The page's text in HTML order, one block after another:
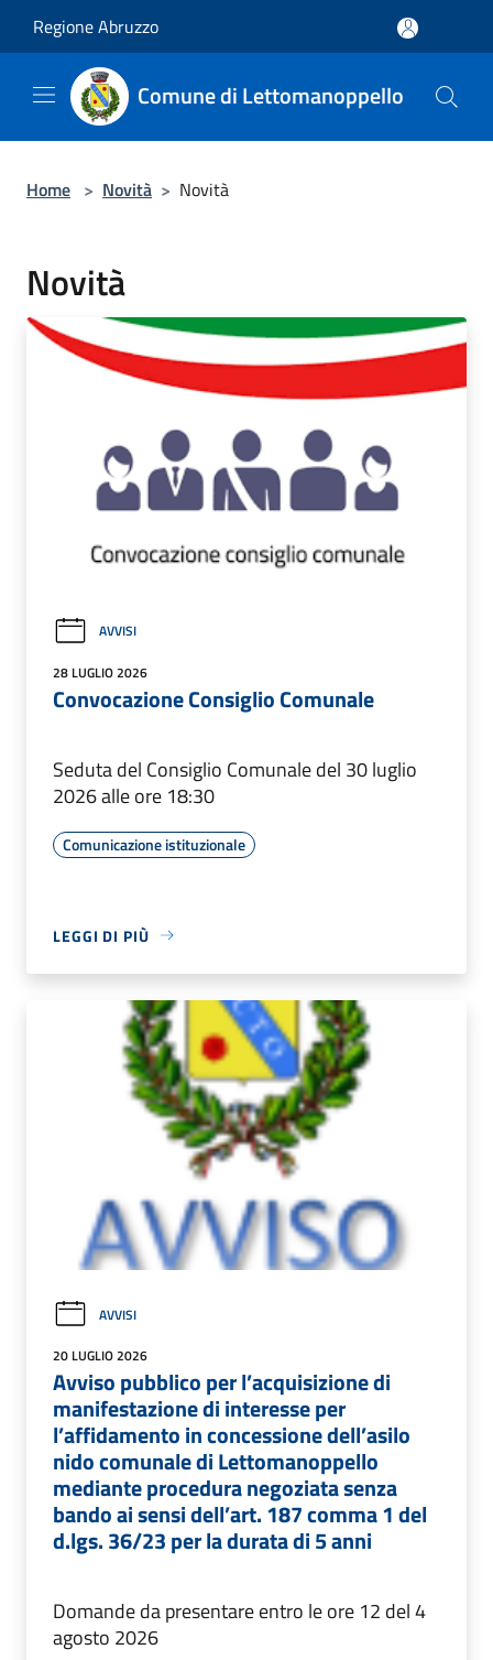
Regione Abruzzo
Comune di Lettomanoppello
Home > Novità > Novità
Novità
AVVISI
28 LUGLIO 2026
Convocazione Consiglio Comunale
Seduta del Consiglio Comunale del 30 luglio
2026 alle ore 18:30
Comunicazione istituzionale
LEGGI DI PIÙ
AVVISI
20 LUGLIO 2026
Avviso pubblico per l’acquisizione di
manifestazione di interesse per
l’affidamento in concessione dell’asilo
nido comunale di Lettomanoppello
mediante procedura negoziata senza
bando ai sensi dell’art. 187 comma 1 del
d.lgs. 36/23 per la durata di 5 anni
Domande da presentare entro le ore 12 del 4
agosto 2026